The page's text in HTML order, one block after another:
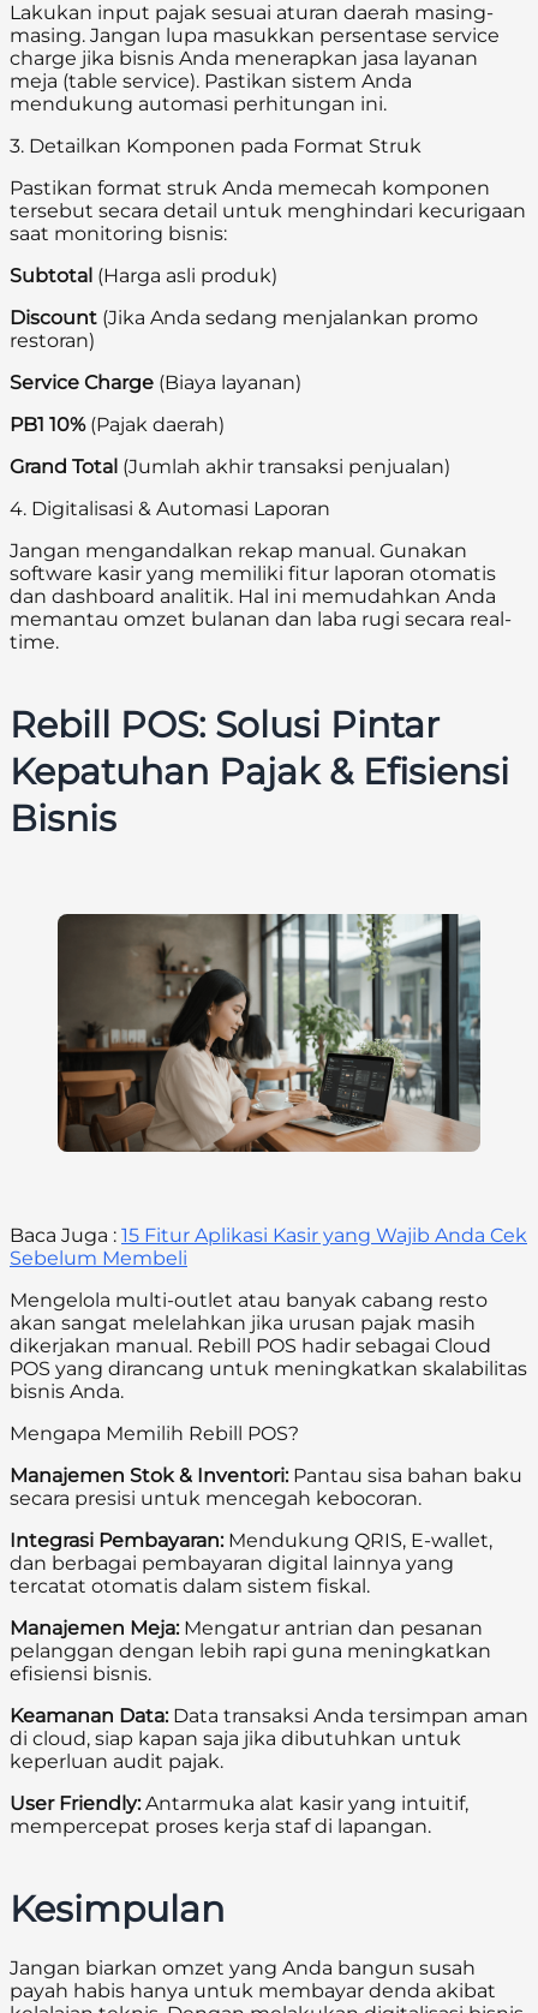
Lakukan input pajak sesuai aturan daerah masing-
masing. Jangan lupa masukkan persentase service
charge jika bisnis Anda menerapkan jasa layanan
meja (table service). Pastikan sistem Anda
mendukung automasi perhitungan ini.
3. Detailkan Komponen pada Format Struk
Pastikan format struk Anda memecah komponen
tersebut secara detail untuk menghindari kecurigaan
saat monitoring bisnis:
Subtotal (Harga asli produk)
Discount (Jika Anda sedang menjalankan promo
restoran)
Service Charge (Biaya layanan)
PB1 10%(Pajak daerah)
Grand Total (Jumlah akhir transaksi penjualan)
4. Digitalisasi & Automasi Laporan
Jangan mengandalkan rekap manual. Gunakan
software kasir yang memiliki fitur laporan otomatis
dan dashboard analitik. Hal ini memudahkan Anda
memantau omzet bulanan dan laba rugi secara real-
time.
Rebill POS: Solusi Pintar
Kepatuhan Pajak & Efisiensi
Bisnis
Baca Juga : 15 Fitur Aplikasi Kasir yang Wajib Anda Cek
Sebelum Membeli
Mengelola multi-outlet atau banyak cabang resto
akan sangat melelahkan jika urusan pajak masih
dikerjakan manual. Rebill POS hadir sebagai Cloud
POS yang dirancang untuk meningkatkan skalabilitas
bisnis Anda.
Mengapa Memilih Rebill POS?
Manajemen Stok & Inventori:Pantau sisa bahan baku
secara presisi untuk mencegah kebocoran.
Integrasi Pembayaran:Mendukung QRIS, E-wallet,
dan berbagai pembayaran digital lainnya yang
tercatat otomatis dalam sistem fiskal.
Manajemen Meja:Mengatur antrian dan pesanan
pelanggan dengan lebih rapi guna meningkatkan
efisiensi bisnis.
Keamanan Data:Data transaksi Anda tersimpan aman
di cloud, siap kapan saja jika dibutuhkan untuk
keperluan audit pajak.
User Friendly:Antarmuka alat kasir yang intuitif,
mempercepat proses kerja staf di lapangan.
Kesimpulan
Jangan biarkan omzet yang Anda bangun susah
payah habis hanya untuk membayar denda akibat